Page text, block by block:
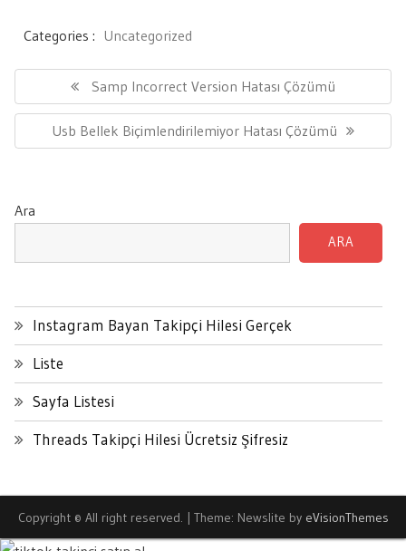
Categories : Uncategorized
gezinmesi
Previous
Post:
Samp Incorrect Version Hatası Çözümü
Next
Post:
Usb Bellek Biçimlendirilemiyor Hatası Çözümü
Ara
ARA
Instagram Bayan Takipçi Hilesi Gerçek
Liste
Sayfa Listesi
Threads Takipçi Hilesi Ücretsiz Şifresiz
Copyright © All right reserved. | Theme: Newslite by eVisionThemes